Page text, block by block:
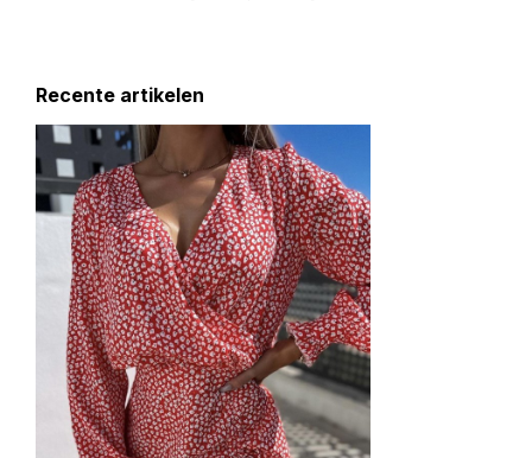
Recente artikelen